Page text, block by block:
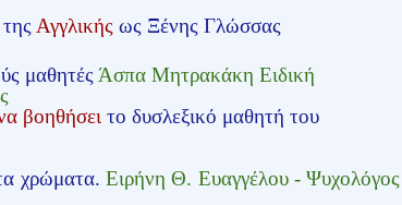
Αγγλικής ως Ξένης Γλώσσας
μαθητές Άσπα Μητρακάκη Ειδική
βοηθήσειτο δυσλεξικό μαθητή του
χρώματα. Ειρήνη Θ. Ευαγγέλου - Ψυχολόγος